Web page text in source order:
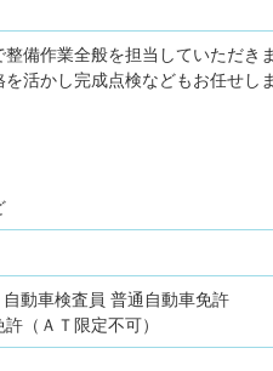
備作業全般を担当していただきま
活かし完成点検などもお任せしま
自動車検査員 普通自動車免許
（ＡＴ限定不可）